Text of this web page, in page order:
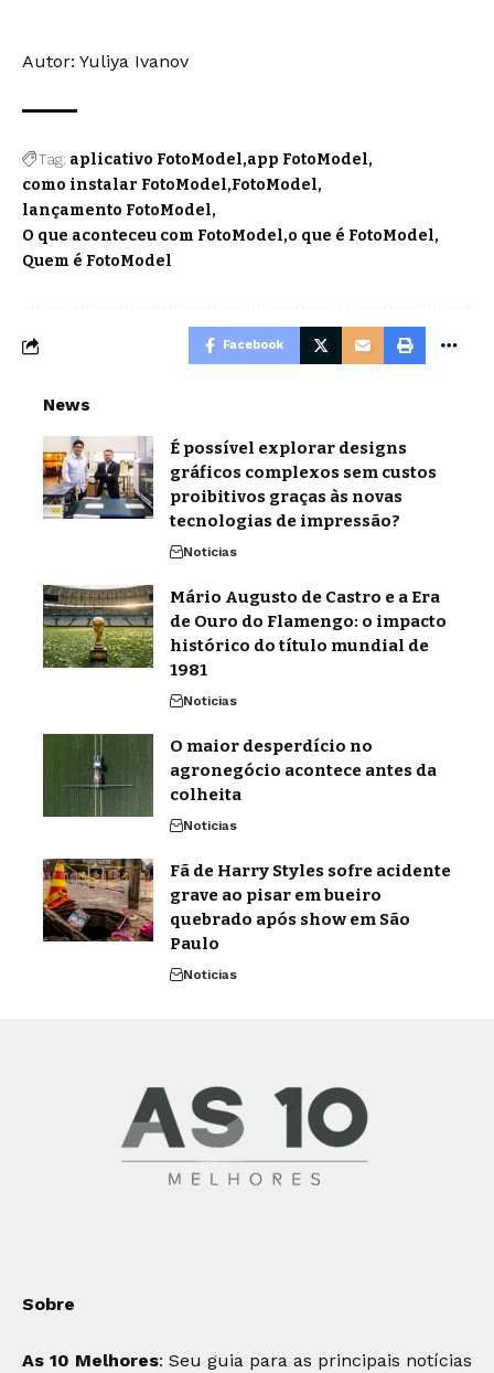
Autor: Yuliya Ivanov
Tag: aplicativo FotoModel app FotoModel
como instalar FotoModel FotoModel
lançamento FotoModel
O que aconteceu com FotoModel o que é FotoModel
Quem é FotoModel
Facebook
News
É possível explorar designs
gráficos complexos sem custos
proibitivos graças às novas
tecnologias de impressão?
Noticias
Mário Augusto de Castro e a Era
de Ouro do Flamengo: o impacto
histórico do título mundial de
1981
Noticias
O maior desperdício no
agronegócio acontece antes da
colheita
Noticias
Fã de Harry Styles sofre acidente
grave ao pisar em bueiro
quebrado após show em São
Paulo
Noticias
Sobre
As 10 Melhores: Seu guia para as principais notícias